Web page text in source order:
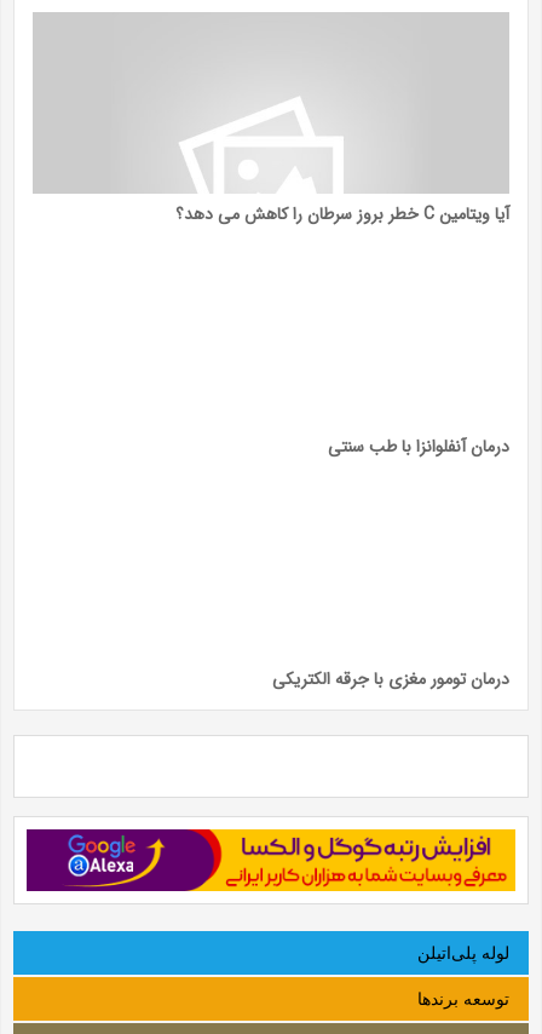
آیا ویتامین C خطر بروز سرطان را کاهش می دهد؟
درمان آنفلوانزا با طب سنتی
درمان تومور مغزی با جرقه الکتریکی
لوله‌ پلی‌اتیلن
توسعه برندها